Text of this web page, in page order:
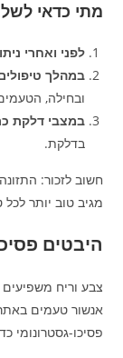
מתי כדאי
לפני ואחרי
במהלך טיפולים
ובחילה,
במצבי דלקת
בדלקת.
חשוב לזכור:
מגיב טוב יותר לכל
היבטים
צבע וריח
אנשור טעמים
פסיכו-